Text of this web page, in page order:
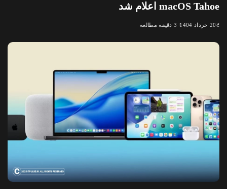
macOS Tahoe اعلام شد
20 خرداد 1404 3 دقیقه مطالعه